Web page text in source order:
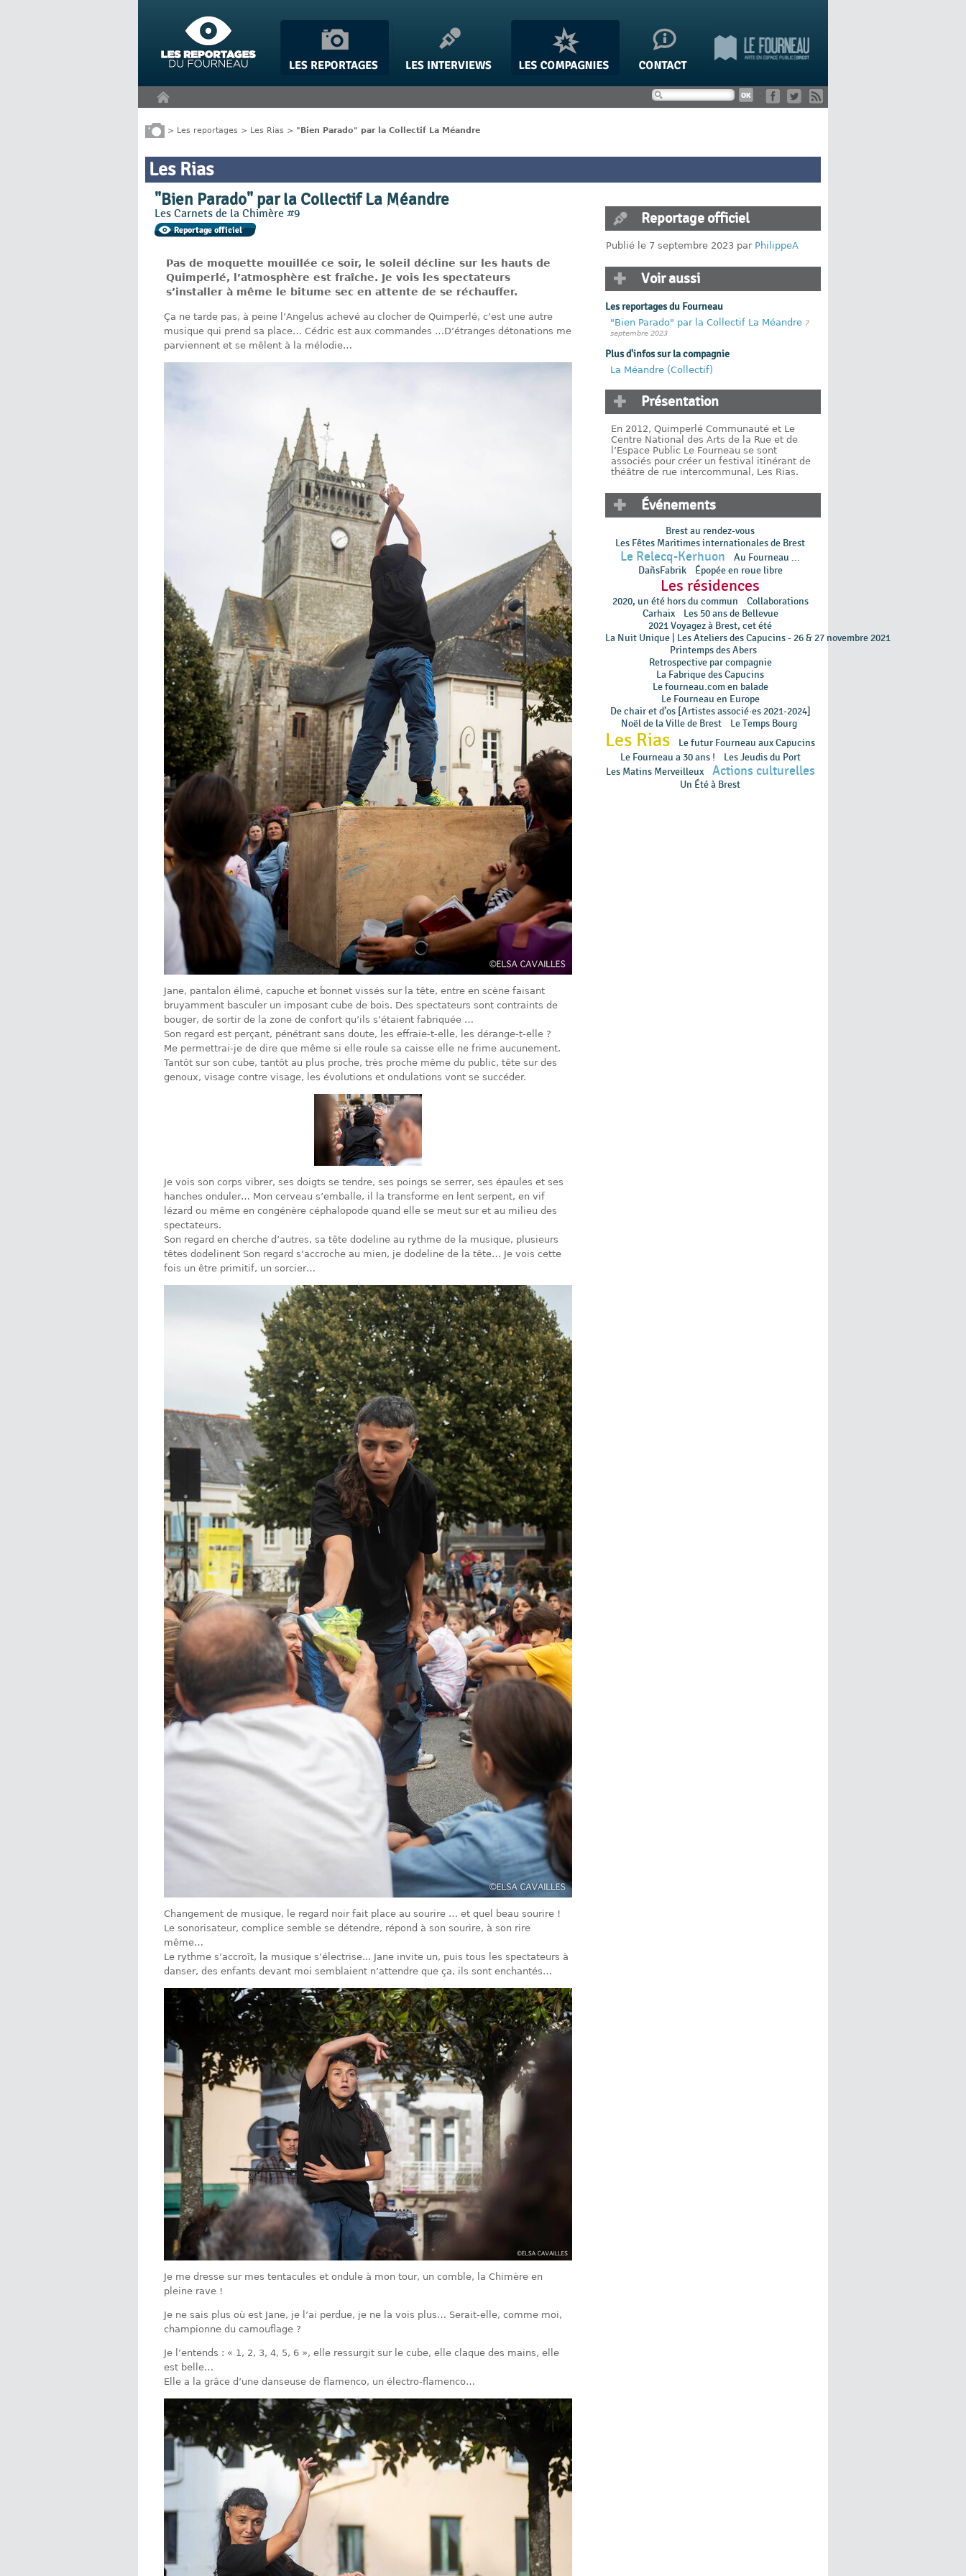
> Les reportages > Les Rias > "Bien Parado" par la Collectif La Méandre
Les Rias
"Bien Parado" par la Collectif La Méandre
Les Carnets de la Chimère #9
Pas de moquette mouillée ce soir, le soleil décline sur les hauts de
Quimperlé, l’atmosphère est fraîche. Je vois les spectateurs
s’installer à même le bitume sec en attente de se réchauffer.
Ça ne tarde pas, à peine l’Angelus achevé au clocher de Quimperlé, c’est une autre
musique qui prend sa place… Cédric est aux commandes …D’étranges détonations me
parviennent et se mêlent à la mélodie…
Jane, pantalon élimé, capuche et bonnet vissés sur la tête, entre en scène faisant
bruyamment basculer un imposant cube de bois. Des spectateurs sont contraints de
bouger, de sortir de la zone de confort qu’ils s’étaient fabriquée …
Son regard est perçant, pénétrant sans doute, les effraie-t-elle, les dérange-t-elle ?
Me permettrai-je de dire que même si elle roule sa caisse elle ne frime aucunement.
Tantôt sur son cube, tantôt au plus proche, très proche même du public, tête sur des
genoux, visage contre visage, les évolutions et ondulations vont se succéder.
Je vois son corps vibrer, ses doigts se tendre, ses poings se serrer, ses épaules et ses
hanches onduler… Mon cerveau s’emballe, il la transforme en lent serpent, en vif
lézard ou même en congénère céphalopode quand elle se meut sur et au milieu des
spectateurs.
Son regard en cherche d’autres, sa tête dodeline au rythme de la musique, plusieurs
têtes dodelinent Son regard s’accroche au mien, je dodeline de la tête… Je vois cette
fois un être primitif, un sorcier…
Changement de musique, le regard noir fait place au sourire … et quel beau sourire !
Le sonorisateur, complice semble se détendre, répond à son sourire, à son rire
même…
Le rythme s’accroît, la musique s’électrise... Jane invite un, puis tous les spectateurs à
danser, des enfants devant moi semblaient n’attendre que ça, ils sont enchantés…
Je me dresse sur mes tentacules et ondule à mon tour, un comble, la Chimère en
pleine rave !
Je ne sais plus où est Jane, je l’ai perdue, je ne la vois plus… Serait-elle, comme moi,
championne du camouflage ?
Je l’entends : « 1, 2, 3, 4, 5, 6 », elle ressurgit sur le cube, elle claque des mains, elle
est belle…
Elle a la grâce d’une danseuse de flamenco, un électro-flamenco…
Reportage officiel
Publié le 7 septembre 2023 par PhilippeA
Voir aussi
Les reportages du Fourneau
"Bien Parado" par la Collectif La Méandre 7
septembre 2023
Plus d'infos sur la compagnie
La Méandre (Collectif)
Présentation
En 2012, Quimperlé Communauté et Le
Centre National des Arts de la Rue et de
l’Espace Public Le Fourneau se sont
associés pour créer un festival itinérant de
théâtre de rue intercommunal, Les Rias.
Événements
Brest au rendez-vous
Les Fêtes Maritimes internationales de Brest
Le Relecq-Kerhuon
Au Fourneau ...
DañsFabrik
Épopée en rɵue libre
Les résidences
2020, un été hors du commun
Collaborations
Carhaix
Les 50 ans de Bellevue
2021 Voyagez à Brest, cet été
La Nuit Unique | Les Ateliers des Capucins - 26 & 27 novembre 2021
Printemps des Abers
Retrospective par compagnie
La Fabrique des Capucins
Le fourneau.com en balade
Le Fourneau en Europe
De chair et d’os [Artistes associé·es 2021-2024]
Noël de la Ville de Brest
Le Temps Bourg
Les Rias
Le futur Fourneau aux Capucins
Le Fourneau a 30 ans !
Les Jeudis du Port
Les Matins Merveilleux
Actions culturelles
Un Été à Brest